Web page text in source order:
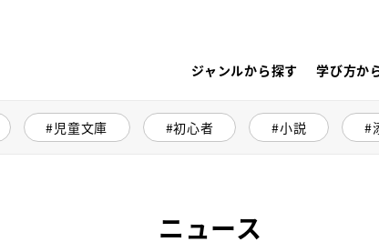
ジャンルから探す 学び方か
児童文庫 初心者 小説
ニュース